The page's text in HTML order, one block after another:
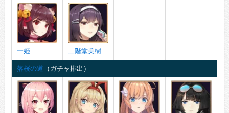
一姫 二階堂美樹
落桜の道 （ガチャ排出）